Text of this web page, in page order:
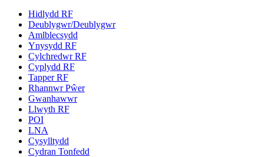
Hidlydd RF
Deublygwr/Deublygwr
Amlblecsydd
Ynysydd RF
Cylchredwr RF
Cyplydd RF
Tapper RF
Rhannwr Pŵer
Gwanhawwr
Llwyth RF
POI
LNA
Cysylltydd
Cydran Tonfedd